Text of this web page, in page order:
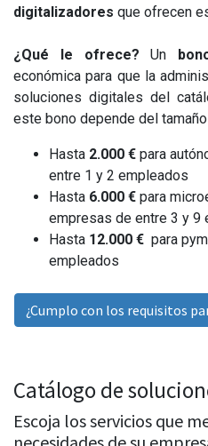
digitalizadores que ofrecen
¿Qué le ofrece? Un
económica para que la
soluciones digitales del
este bono depende del
Hasta 2.000 € para
entre 1 y 2 empleados
Hasta 6.000 € para
empresas de entre 3 y 9
Hasta 12.000 € para
empleados
¿Cumplo con los requisitos
Catálogo de
Escoja los servicios que